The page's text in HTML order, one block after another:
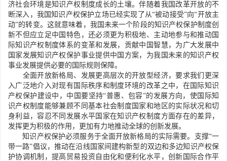
济社会环境是知识产权制度成长的土壤。伴随着我国改革开放的不
断深入，我国知识产权保护立场已经实现了从“被动接受”向“开放主
动”的转变。这就意味着，我国未来一个阶段的知识产权保护制度创
新不但应立足中国特色，还必须更为积极地、主动地参与和推动国
际知识产权制度体系的变革和发展，贡献中国智慧，为广大发展中
国家发展知识产权保护事业提供中国方案，为我国未来的知识产权
事业发展提供必要的国际规则保障。
全面开放新格局、发展更高层次的开放型经济，要求我们更深
入广泛地介入对现有国际秩序和制度环境的改革之中，在国际知识
产权保护建设中，中国要坚持“普惠、包容”的发展方向，使国际知
识产权制度能够兼顾不同基本社会制度国家和地区的实际状况和切
身利益，容忍不同发展水平国家在知识产权制度方面存在的差异，
发挥更为积极的作用，更加有力地推动全球的创新发展。
知识产权保护必须服务于全面开放新格局的实际需要。支撑“一
带一路”倡议，推动在沿线国家间建构新型的双边和多边知识产权保
护协调机制，提高贸易投资自由化和便利化水平，创新国际合作平